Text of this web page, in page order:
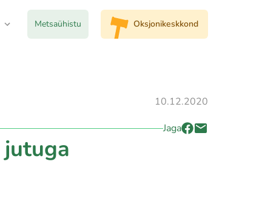
Metsaühistu Oksjonikeskkond
10.12.2020
Jaga